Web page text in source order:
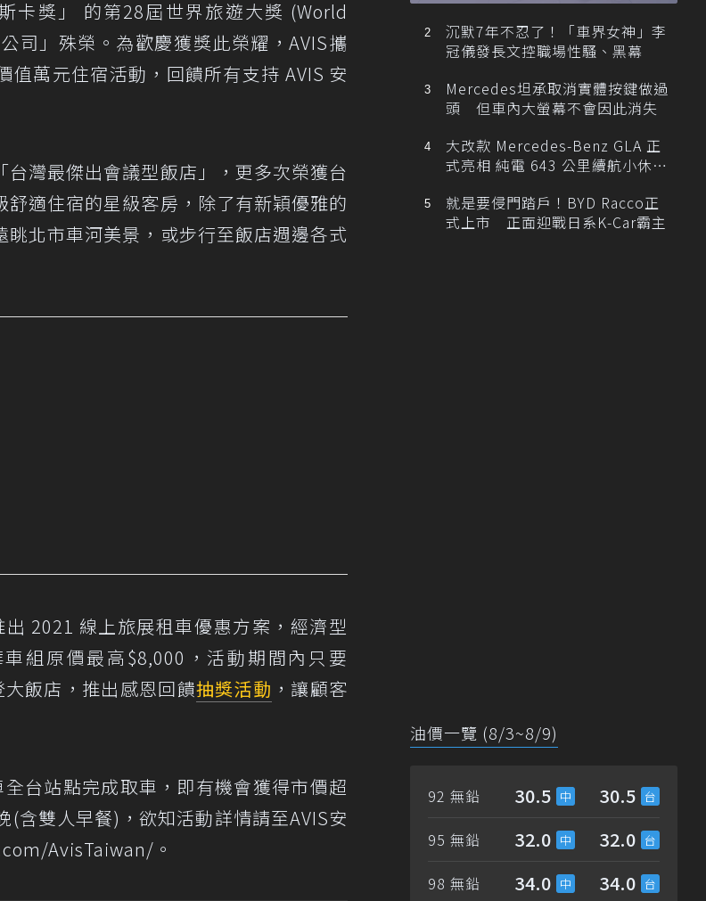
卡獎」 的第28屆世界旅遊大獎 (World
司」殊榮。為歡慶獲獎此榮耀，AVIS攜
萬元住宿活動，回饋所有支持 AVIS 安
灣最傑出會議型飯店」，更多次榮獲台
適住宿的星級客房，除了有新穎優雅的
北市車河美景，或步行至飯店週邊各式
2021 線上旅展租車優惠方案，經濟型
組原價最高$8,000，活動期間內只要
飯店，推出感恩回饋抽獎活動 ，讓顧客
台站點完成取車，即有機會獲得市價超
含雙人早餐)，欲知活動詳情請至AVIS安
AvisTaiwan/。
忙找車
沉默7年不忍了！「車界女神」李
冠儀發長文控職場性騷、黑幕
Mercedes坦承取消實體按鍵做過
頭 但車內大螢幕不會因此消失
大改款 Mercedes-Benz GLA 正
式亮相 純電 643 公里續航小休
就是要侵門踏戶！BYD Racco正
式上市 正面迎戰日系K-Car霸主
油價一覽 (8/3~8/9)
92 無鉛 30.5 30.5
95 無鉛 32.0 32.0
98 無鉛 34.0 34.0